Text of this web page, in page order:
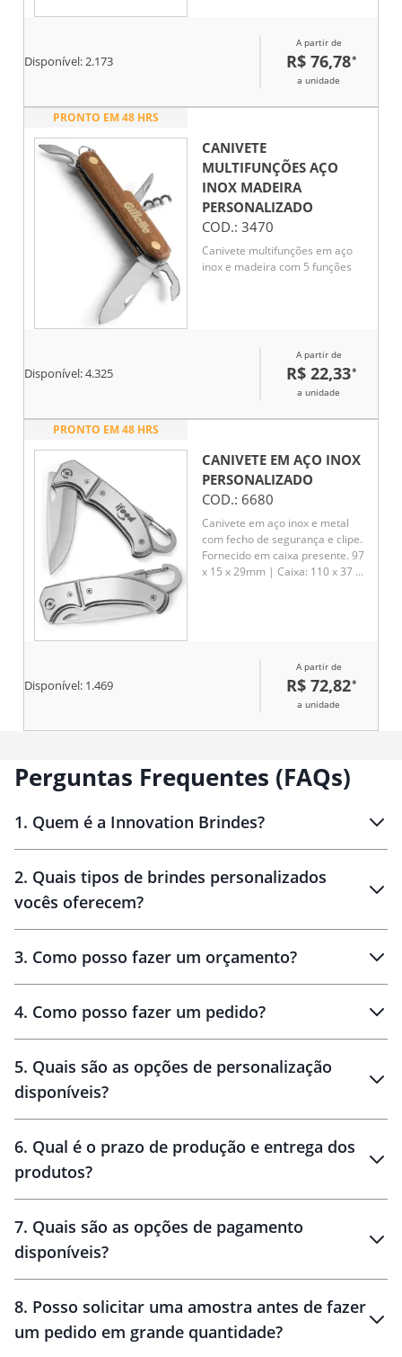
Disponível:2.173
A partir de
R$ 76,78*
a unidade
PRONTO EM 48 HRS
CANIVETE
MULTIFUNÇÕES AÇO
INOX MADEIRA
PERSONALIZADO
COD.: 3470
Canivete multifunções em aço
inox e madeira com 5 funções
Disponível:4.325
A partir de
R$ 22,33*
a unidade
PRONTO EM 48 HRS
CANIVETE EM AÇO INOX
PERSONALIZADO
COD.: 6680
Canivete em aço inox e metal
com fecho de segurança e clipe.
Fornecido em caixa presente. 97
x 15 x 29mm | Caixa: 110 x 37 x
Disponível: 1.469
A partir de
R$ 72,82*
a unidade
Perguntas Frequentes (FAQs)
1. Quem é a Innovation Brindes?
Brindes personalizados
2. Quais tipos de brindes personalizados
vocês oferecem?
personalizados
3. Como posso fazer um orçamento?
brinde
personalização
4. Como posso fazer um pedido?
amostra virtual
5. Quais são as opções de personalização
disponíveis?
6. Qual é o prazo de produção e entrega dos
produtos?
10 dias
brinde
48 horas
7. Quais são as opções de pagamento
disponíveis?
8. Posso solicitar uma amostra antes de fazer
um pedido em grande quantidade?